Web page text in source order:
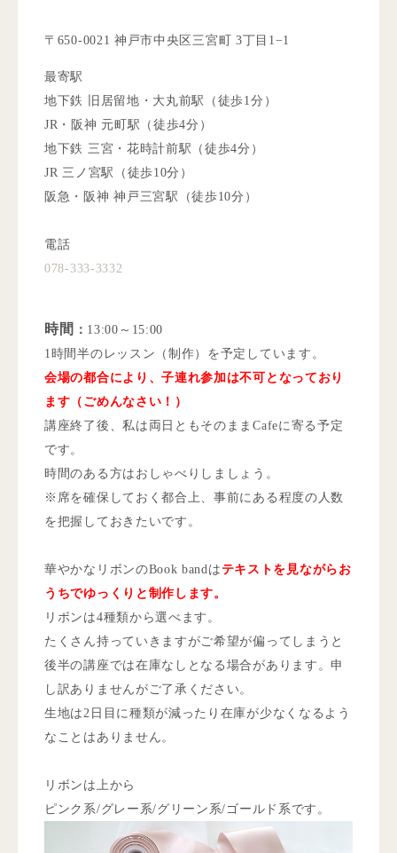
〒650-0021 神戸市中央区三宮町 3丁目1−1
最寄駅
地下鉄 旧居留地・大丸前駅（徒歩1分）
JR・阪神 元町駅（徒歩4分）
地下鉄 三宮・花時計前駅（徒歩4分）
JR 三ノ宮駅（徒歩10分）
阪急・阪神 神戸三宮駅（徒歩10分）
電話
078-333-3332
時間 ： 13:00～15:00
1時間半のレッスン（制作）を予定しています。
会場の都合により、子連れ参加は不可となっており
ます（ごめんなさい！）
講座終了後、私は両日ともそのままCafeに寄る予定
です。
時間のある方はおしゃべりしましょう。
※席を確保しておく都合上、事前にある程度の人数
を把握しておきたいです。
華やかなリボンのBook bandは テキストを見ながらお
うちでゆっくりと制作します。
リボンは4種類から選べます。
たくさん持っていきますがご希望が偏ってしまうと
後半の講座では在庫なしとなる場合があります。申
し訳ありませんがご了承ください。
生地は2日目に種類が減ったり在庫が少なくなるよう
なことはありません。
リボンは上から
ピンク系/グレー系/グリーン系/ゴールド系です。